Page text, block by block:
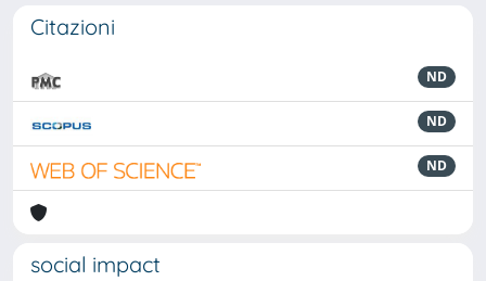
Citazioni
ND
ND
ND
social impact